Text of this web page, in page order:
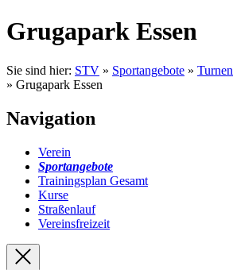
Grugapark Essen
Sie sind hier: STV » Sportangebote » Turnen
» Grugapark Essen
Navigation
Verein
Sportangebote
Trainingsplan Gesamt
Kurse
Straßenlauf
Vereinsfreizeit